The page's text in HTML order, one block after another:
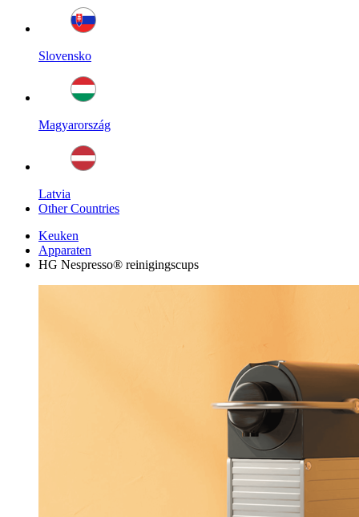
Slovensko
Magyarország
Latvia
Other Countries
Keuken
Apparaten
HG Nespresso® reinigingscups